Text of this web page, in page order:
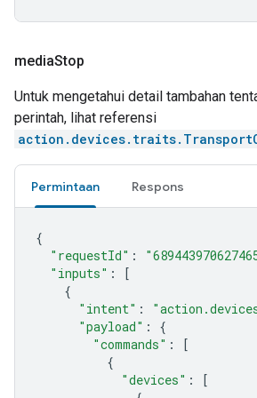
mediaStop
Untuk mengetahui detail tambahan
perintah, lihat referensi
Permintaan Respons
{
"requestId" :
"inputs" :
[
{
"intent" :
"payload" :
{
"commands" :
[
{
"devices" :
[